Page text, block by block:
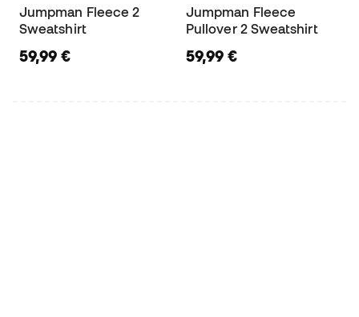
Jumpman Fleece 2
Sweatshirt
59,99 €
Jumpman Fleece
Pullover 2 Sweatshirt
59,99 €